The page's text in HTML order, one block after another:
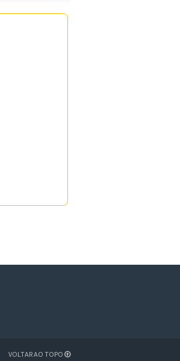
VOLTAR AO TOPO